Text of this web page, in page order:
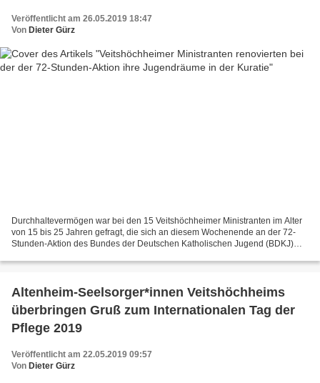
Veröffentlicht am 26.05.2019 18:47
Von Dieter Gürz
Durchhaltevermögen war bei den 15 Veitshöchheimer Ministranten im Alter
von 15 bis 25 Jahren gefragt, die sich an diesem Wochenende an der 72-
Stunden-Aktion des Bundes der Deutschen Katholischen Jugend (BDKJ)
Altenheim-Seelsorger*innen Veitshöchheims
überbringen Gruß zum Internationalen Tag der
Pflege 2019
Veröffentlicht am 22.05.2019 09:57
Von Dieter Gürz